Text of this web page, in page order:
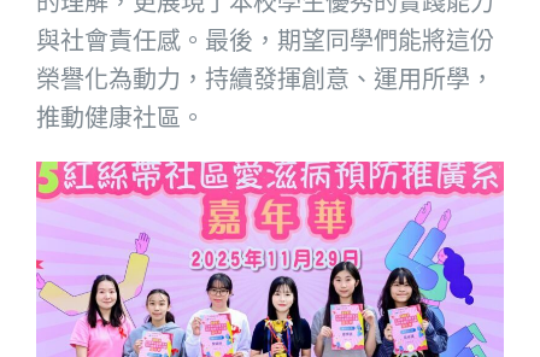
與社會責任感。最後，期望同學們能將這份
榮譽化為動力，持續發揮創意、運用所學，
推動健康社區。